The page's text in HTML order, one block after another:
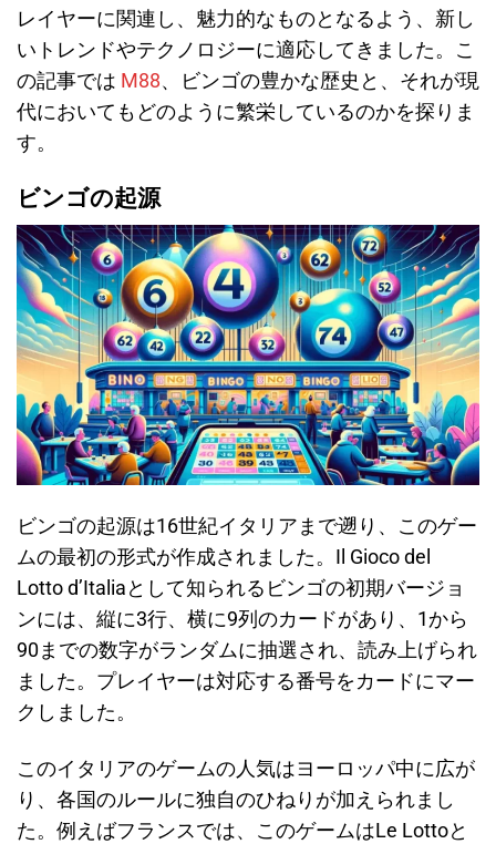
レイヤーに関連し、魅力的なものとなるよう、新し
いトレンドやテクノロジーに適応してきました。こ
の記事では M88、ビンゴの豊かな歴史と、それが現
代においてもどのように繁栄しているのかを探りま
す。
ビンゴの起源
ビンゴの起源は16世紀イタリアまで遡り、このゲー
ムの最初の形式が作成されました。Il Gioco del
Lotto d’Italiaとして知られるビンゴの初期バージョ
ンには、縦に3行、横に9列のカードがあり、1から
90までの数字がランダムに抽選され、読み上げられ
ました。プレイヤーは対応する番号をカードにマー
クしました。
このイタリアのゲームの人気はヨーロッパ中に広が
り、各国のルールに独自のひねりが加えられまし
た。例えばフランスでは、このゲームはLe Lottoと